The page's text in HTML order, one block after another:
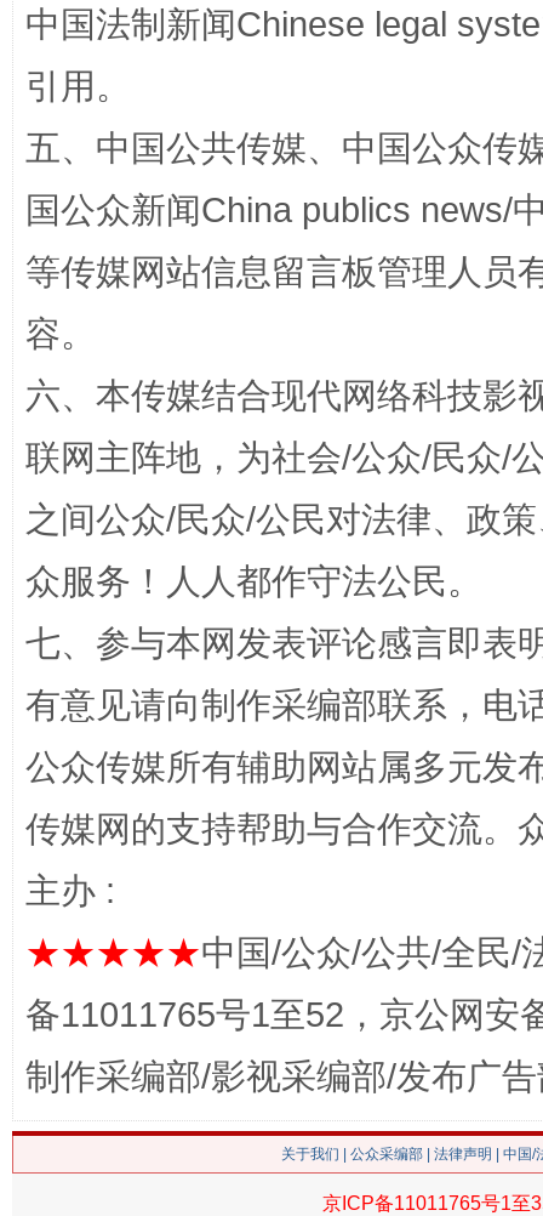
漫山遍野的桃花与雪山、麦地、白藏房 除
这是一记警钟！ 谢
中国法制新闻Chinese legal
引用。
五、中国公共传媒、中国公众传
国公众新闻China publics news/
等传媒网站信息留言板管理人员
容。
六、本传媒结合现代网络科技影
联网主阵地，为社会/公众/民众/
之间公众/民众/公民对法律、政
众服务！人人都作守法公民。
七、参与本网发表评论感言即表
有意见请向制作采编部联系，电
公众传媒所有辅助网站属多元发
传媒网的支持帮助与合作交流。
主办 :
★★★★★中国/公众/公共/全民/
备11011765号1至52，京公网安
制作采编部/影视采编部/发布广
关于我们 公众采编部 法律声明 | 中国
京ICP备11011765号1至